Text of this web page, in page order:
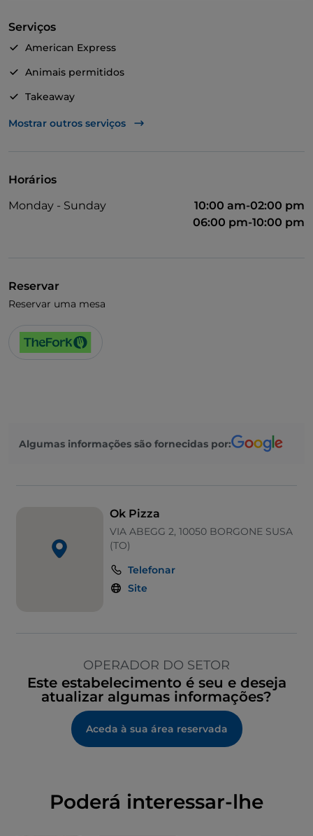
Serviços
American Express
Animais permitidos
Takeaway
Fala-se francês
Mostrar outros serviços
Horários
Monday - Sunday
10:00 am-02:00 pm
06:00 pm-10:00 pm
Reservar
Reservar uma mesa
Algumas informações são fornecidas por:
Ok Pizza
VIA ABEGG 2, 10050 BORGONE SUSA
(TO)
Telefonar
Site
OPERADOR DO SETOR
Este estabelecimento é seu e deseja
atualizar algumas informações?
Aceda à sua área reservada
Poderá interessar-lhe